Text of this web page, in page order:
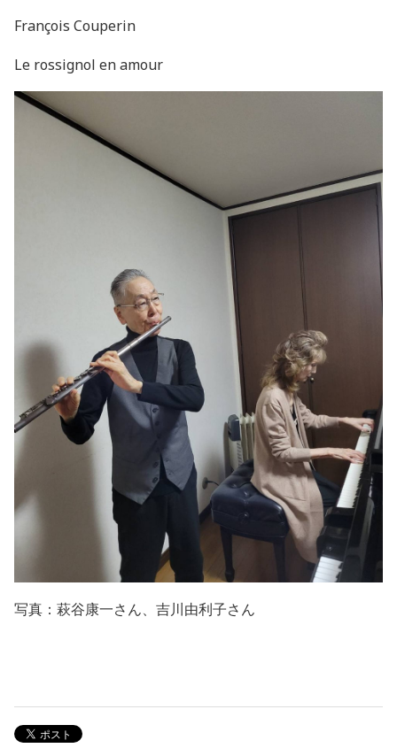
François Couperin
Le rossignol en amour
写真：萩谷康一さん、吉川由利子さん